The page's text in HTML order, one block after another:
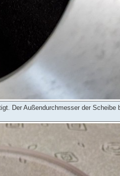
Der Außendurchmesser der Scheibe